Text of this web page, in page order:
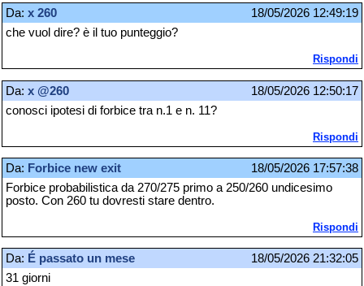
Da: x 260
18/05/2026 12:49:19
che vuol dire? è il tuo punteggio?
Rispondi
Da: x @260
18/05/2026 12:50:17
conosci ipotesi di forbice tra n.1 e n. 11?
Rispondi
Da: Forbice new exit
18/05/2026 17:57:38
Forbice probabilistica da 270/275 primo a 250/260 undicesimo
posto. Con 260 tu dovresti stare dentro.
Rispondi
Da: É passato un mese
18/05/2026 21:32:05
31 giorni